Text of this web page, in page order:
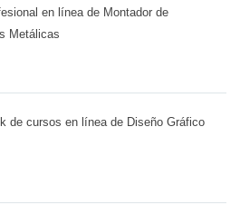
en línea de Montador de
Metálicas
de cursos en línea de Diseño Gráfico